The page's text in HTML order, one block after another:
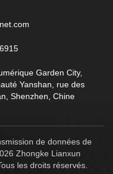
Garden City,
Yanshan, rue des
Shenzhen, Chine
de données de
Zhongke Lianxun
les droits réservés.